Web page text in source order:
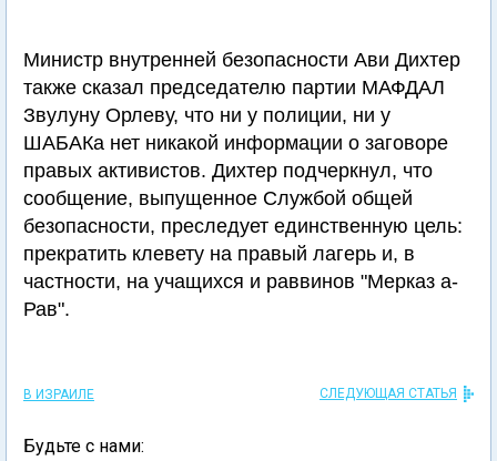
Министр внутренней безопасности Ави Дихтер
также сказал председателю партии МАФДАЛ
Звулуну Орлеву, что ни у полиции, ни у
ШАБАКа нет никакой информации о заговоре
правых активистов. Дихтер подчеркнул, что
сообщение, выпущенное Службой общей
безопасности, преследует единственную цель:
прекратить клевету на правый лагерь и, в
частности, на учащихся и раввинов "Мерказ а-
Рав".
В ИЗРАИЛЕ СЛЕДУЮЩАЯ СТАТЬЯ
Будьте с нами: